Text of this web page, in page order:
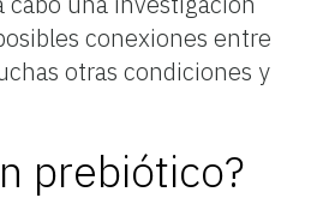
conexiones entre
otras condiciones y
prebiótico?